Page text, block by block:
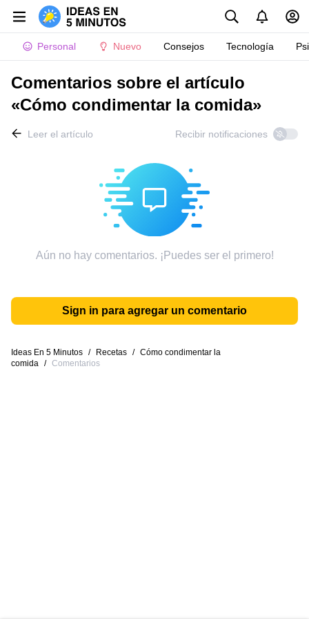
Personal Nuevo Consejos Tecnología
Comentarios sobre el artículo
«Cómo condimentar la comida»
Leer el artículo Recibir notificaciones
Aún no hay comentarios. ¡Puedes ser el primero!
Sign in para agregar un comentario
Ideas En 5 Minutos / Recetas / Cómo condimentar la
comida / Comentarios